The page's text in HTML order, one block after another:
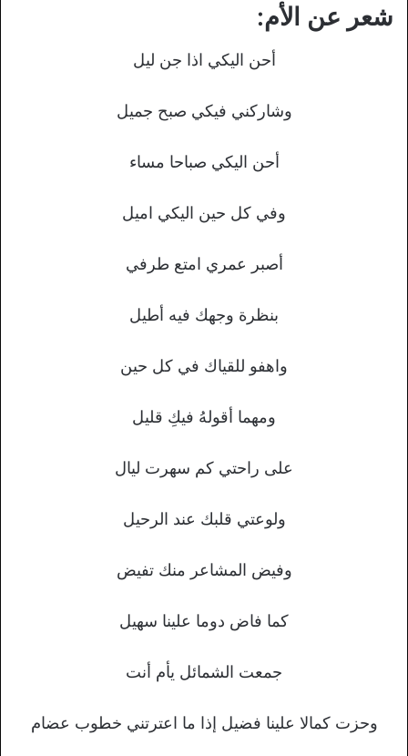
شعر عن الأم:
أحن اليكي اذا جن ليل
وشاركني فيكي صبح جميل
أحن اليكي صباحا مساء
وفي كل حين اليكي اميل
أصبر عمري امتع طرفي
بنظرة وجهك فيه أطيل
واهفو للقياك في كل حين
ومهما أقولهُ فيكِ قليل
على راحتي كم سهرت ليال
ولوعتي قلبك عند الرحيل
وفيض المشاعر منك تفيض
كما فاض دوما علينا سهيل
جمعت الشمائل يأم أنت
وحزت كمالا علينا فضيل إذا ما اعترتني خطوب عضام